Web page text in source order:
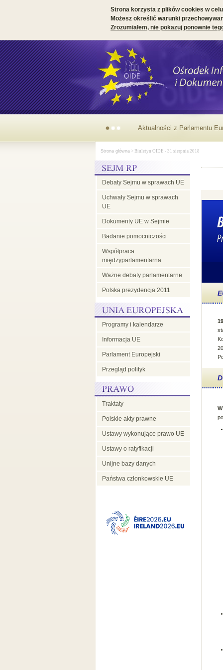
Strona korzysta z plików cookies w
Możesz określić warunki
Zrozumiałem, nie pokazuj ponownie
Parlamentarny
wymiar
prezydencji
Radzie UE
Strona główna > Biuletyn OIDE - 31 sierpnia 2018
Debaty Sejmu w sprawach UE
Uchwały Sejmu w sprawach
UE
Dokumenty UE w Sejmie
Badanie pomocniczości
Współpraca
międzyparlamentarna
Ważne debaty parlamentarne
Polska prezydencja 2011
Programy i kalendarze
Informacja UE
Parlament Europejski
Przegląd polityk
Traktaty
Polskie akty prawne
Ustawy wykonujące prawo UE
Ustawy o ratyfikacji
Unijne bazy danych
Państwa członkowskie UE